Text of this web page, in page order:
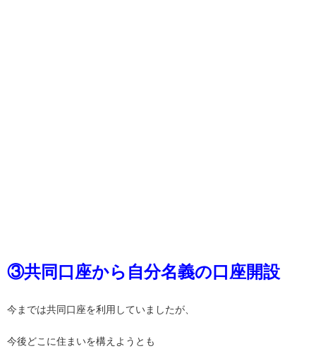
③共同口座から自分名義の口座開設
今までは共同口座を利用していましたが、
今後どこに住まいを構えようとも